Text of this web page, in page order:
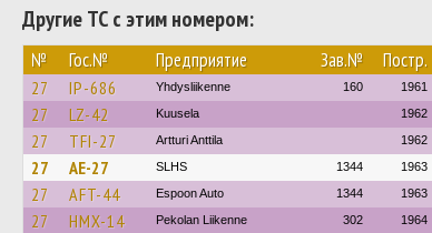
Другие ТС с этим номером:
№ Гос.№ Предприятие Зав.№ Постр.
27 IP-686 Yhdysliikenne 160 1961
27 LZ-42 Kuusela 1962
27 TFI-27 Artturi Anttila 1962
27 AE-27 SLHS 1344 1963
27 AFT-44 Espoon Auto 1344 1963
27 HMX-14 Pekolan Liikenne 302 1964